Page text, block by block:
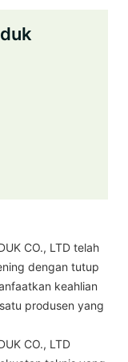
CO., LTD telah
dengan tutup
keahlian
produsen yang
CO., LTD